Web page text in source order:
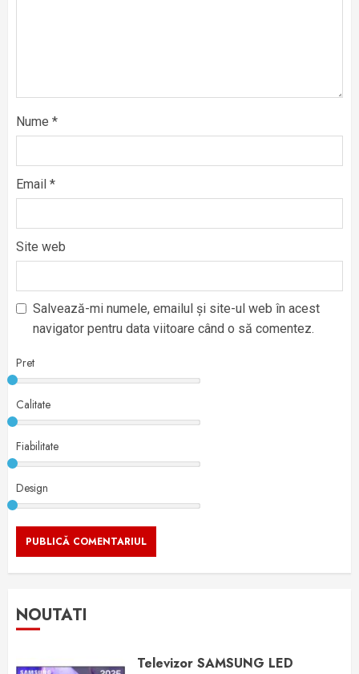
Nume *
Email *
Site web
Salvează-mi numele, emailul și site-ul web în acest
navigator pentru data viitoare când o să comentez.
Pret
Calitate
Fiabilitate
Design
NOUTATI
Televizor SAMSUNG LED